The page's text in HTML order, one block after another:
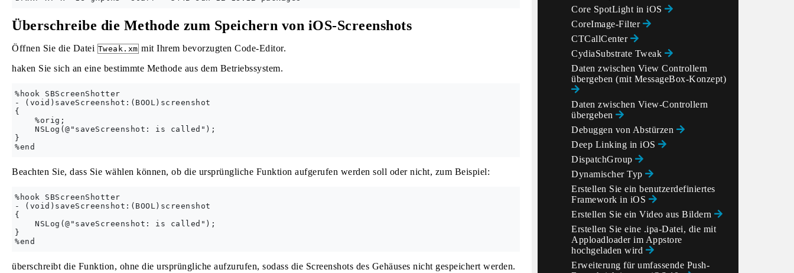
Überschreibe die Methode zum Speichern von iOS-Screenshots
Öffnen Sie die Datei Tweak.xm mit Ihrem bevorzugten Code-Editor.
haken Sie sich an eine bestimmte Methode aus dem Betriebssystem.
%hook SBScreenShotter
- (void)saveScreenshot:(BOOL)screenshot
{
    %orig;
    NSLog(@"saveScreenshot: is called");
}
Beachten Sie, dass Sie wählen können, ob die ursprüngliche Funktion aufgerufen werden soll oder nicht, zum Beispiel:
%hook SBScreenShotter
- (void)saveScreenshot:(BOOL)screenshot
{
    NSLog(@"saveScreenshot: is called");
}
überschreibt die Funktion, ohne die ursprüngliche aufzurufen, sodass die Screenshots des Gehäuses nicht gespeichert werden.
Core SpotLight in iOS
CoreImage-Filter
CTCallCenter
CydiaSubstrate Tweak
Daten zwischen View Controllern
übergeben (mit MessageBox-Konzept)
Daten zwischen View-Controllern
übergeben
Debuggen von Abstürzen
Deep Linking in iOS
DispatchGroup
Dynamischer Typ
Erstellen Sie ein benutzerdefiniertes
Framework in iOS
Erstellen Sie ein Video aus Bildern
Erstellen Sie eine .ipa-Datei, die mit
Apploadloader im Appstore
hochgeladen wird
Erweiterung für umfassende Push-